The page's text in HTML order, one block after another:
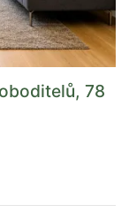
78